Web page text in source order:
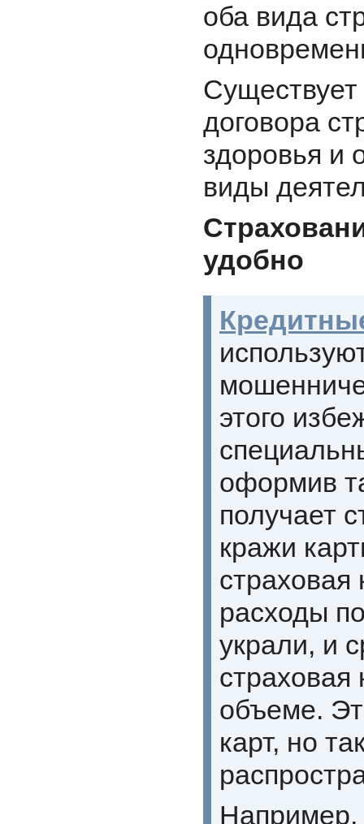
оба вида
договора
здоровья и
виды
удобно
этого
оформив
получает
кражи
страховая
расходы
украли, и
страховая
объеме.
карт, но
Например,